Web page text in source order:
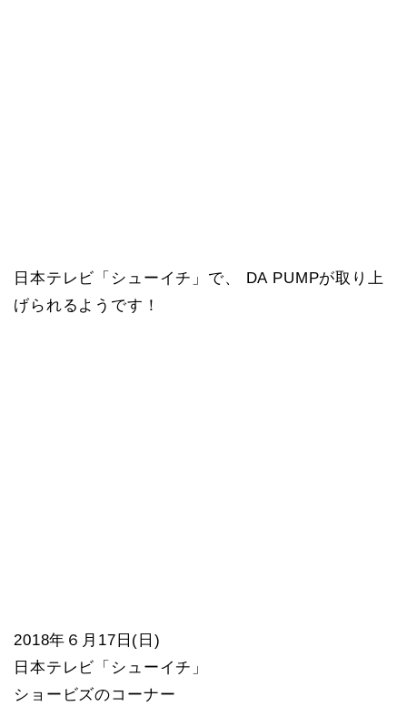
日本テレビ「シューイチ」で、 DA PUMPが取り上
げられるようです！
2018年６月17日(日)
日本テレビ「シューイチ」
ショービズのコーナー